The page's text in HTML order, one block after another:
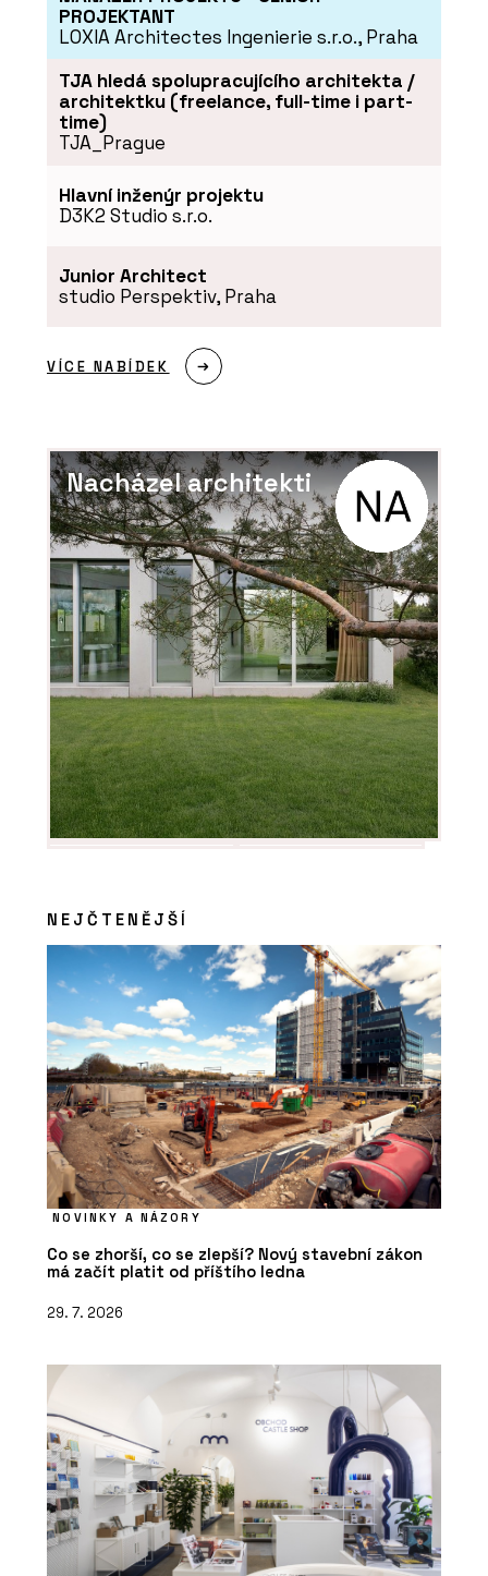
PROJEKTANT
LOXIA Architectes Ingenierie s.r.o., Praha
TJA hledá spolupracujícího architekta /
architektku (freelance, full-time i part-
time)
TJA_Prague
Hlavní inženýr projektu
D3K2 Studio s.r.o.
Junior Architect
studio Perspektiv, Praha
VÍCE NABÍDEK
Nacházel architekti
NEJČTENĚJŠÍ
NOVINKY A NÁZORY
Co se zhorší, co se zlepší? Nový stavební zákon
má začít platit od příštího ledna
29. 7. 2026